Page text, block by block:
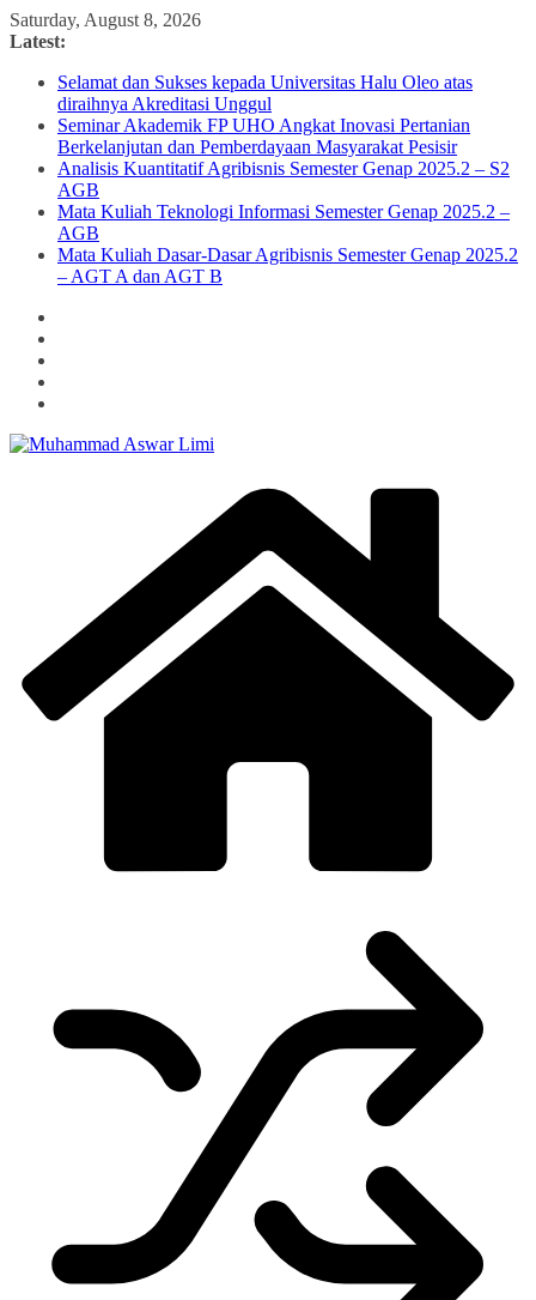
Skip
to
Saturday, August 8, 2026
Latest:
Selamat dan Sukses kepada Universitas Halu Oleo atas
diraihnya Akreditasi Unggul
Seminar Akademik FP UHO Angkat Inovasi Pertanian
Berkelanjutan dan Pemberdayaan Masyarakat Pesisir
Analisis Kuantitatif Agribisnis Semester Genap 2025.2 – S2
AGB
Mata Kuliah Teknologi Informasi Semester Genap 2025.2 –
AGB
Mata Kuliah Dasar-Dasar Agribisnis Semester Genap 2025.2
– AGT A dan AGT B